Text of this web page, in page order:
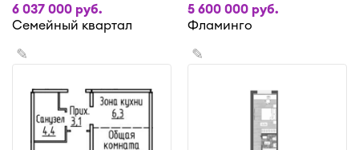
6 037 000 руб.
Семейный квартал
5 600 000 руб.
Фламинго
✎ ✎